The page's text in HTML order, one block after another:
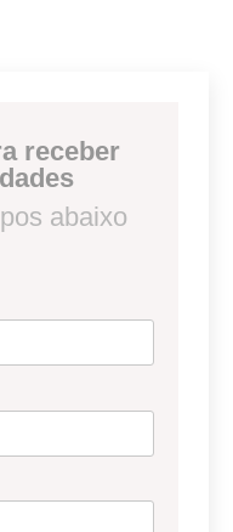
receber
abaixo